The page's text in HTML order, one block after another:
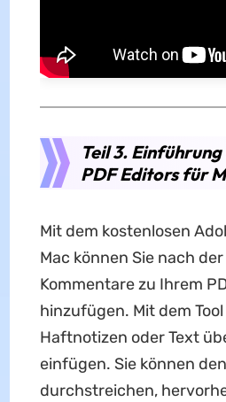
Teil 3.
PDF Editors für
Mit dem kostenlosen
Mac können Sie nach
Kommentare zu Ihrem
hinzufügen. Mit dem
Haftnotizen oder Text
einfügen. Sie können
durchstreichen,